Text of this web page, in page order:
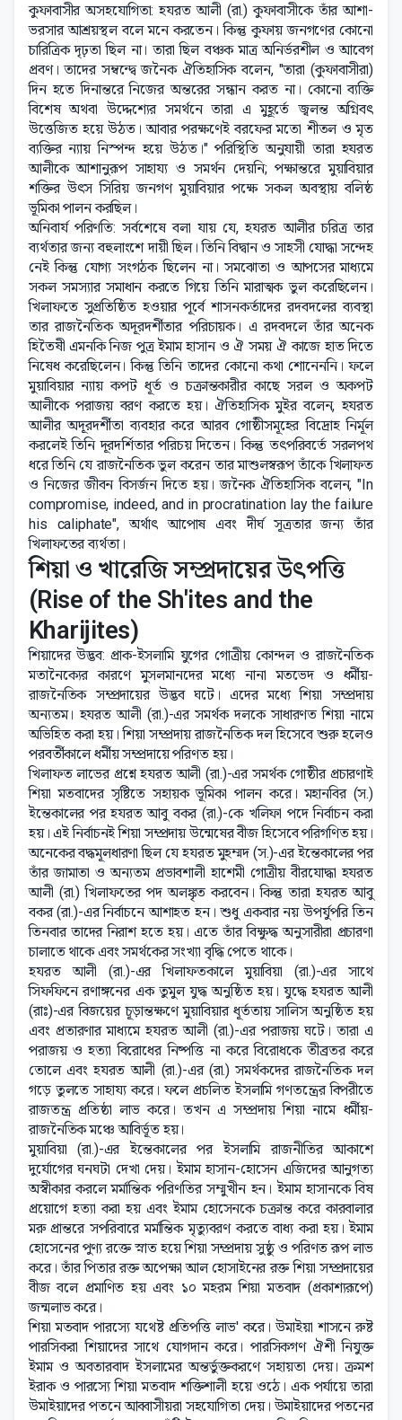
কুফাবাসীর অসহযোগিতা: হযরত আলী (রা.) কুফাবাসীকে তাঁর আশা-
ভরসার আশ্রয়স্থল বলে মনে করতেন। কিন্তু কুফায় জনগণের কোনো
চারিত্রিক দৃঢ়তা ছিল না। তারা ছিল বঞ্চক মাত্র অনির্ভরশীল ও আবেগ
প্রবণ। তাদের সম্বন্দ্বে জনৈক ঐতিহাসিক বলেন, "তারা (কুফাবাসীরা)
দিন হতে দিনান্তরে নিজের অন্তরের সন্ধান করত না। কোনো ব্যক্তি
বিশেষ অথবা উদ্দেশ্যের সমর্থনে তারা এ মুহূর্তে জ্বলন্ত অগ্নিবৎ
উত্তেজিত হয়ে উঠত। আবার পরক্ষণেই বরফের মতো শীতল ও মৃত
ব্যক্তির ন্যায় নিস্পন্দ হয়ে উঠত।" পরিস্থিতি অনুযায়ী তারা হযরত
আলীকে আশানুরূপ সাহায্য ও সমর্থন দেয়নি; পক্ষান্তরে মুয়াবিয়ার
শক্তির উৎস সিরিয় জনগণ মুয়াবিয়ার পক্ষে সকল অবস্থায় বলিষ্ঠ
ভূমিকা পালন করছিল।
অনিবার্য পরিণতি: সর্বশেষে বলা যায় যে, হযরত আলীর চরিত্র তার
ব্যর্থতার জন্য বহুলাংশে দায়ী ছিল। তিনি বিদ্বান ও সাহসী যোদ্ধা সন্দেহ
নেই কিন্তু যোগ্য সংগঠক ছিলেন না। সমঝোতা ও আপসের মাধ্যমে
সকল সমস্যার সমাধান করতে গিয়ে তিনি মারাত্মক ভুল করেছিলেন।
খিলাফতে সুপ্রতিষ্ঠিত হওয়ার পূর্বে শাসনকর্তাদের রদবদলের ব্যবস্থা
তার রাজনৈতিক অদূরদর্শীতার পরিচায়ক। এ রদবদলে তাঁর অনেক
হিতৈষী এমনকি নিজ পুত্র ইমাম হাসান ও ঐ সময় ঐ কাজে হাত দিতে
নিষেধ করেছিলেন। কিন্তু তিনি তাদের কোনো কথা শোনেননি। ফলে
মুয়াবিয়ার ন্যায় কপট ধূর্ত ও চক্রান্তকারীর কাছে সরল ও অকপট
আলীকে পরাজয় বরণ করতে হয়। ঐতিহাসিক মুইর বলেন, হযরত
আলীর অদূরদর্শীতা ব্যবহার করে আরব গোষ্ঠীসমূহের বিদ্রোহ নির্মূল
করলেই তিনি দূরদর্শিতার পরিচয় দিতেন। কিন্তু তৎপরিবর্তে সরলপথ
ধরে তিনি যে রাজনৈতিক ভুল করেন তার মাশুলস্বরূপ তাঁকে খিলাফত
ও নিজের জীবন বিসর্জন দিতে হয়। জনৈক ঐতিহাসিক বলেন, "In
compromise, indeed, and in procratination lay the failure
his caliphate", অর্থাৎ আপোষ এবং দীর্ঘ সূত্রতার জন্য তাঁর
খিলাফতের ব্যর্থতা।
শিয়া ও খারেজি সম্প্রদায়ের উৎপত্তি
(Rise of the Sh'ites and the
Kharijites)
শিয়াদের উদ্ভব: প্রাক-ইসলামি যুগের গোত্রীয় কোন্দল ও রাজনৈতিক
মতানৈক্যের কারণে মুসলমানদের মধ্যে নানা মতভেদ ও ধর্মীয়-
রাজনৈতিক সম্প্রদায়ের উদ্ভব ঘটে। এদের মধ্যে শিয়া সম্প্রদায়
অন্যতম। হযরত আলী (রা.)-এর সমর্থক দলকে সাধারণত শিয়া নামে
অভিহিত করা হয়। শিয়া সম্প্রদায় রাজনৈতিক দল হিসেবে শুরু হলেও
পরবর্তীকালে ধর্মীয় সম্প্রদায়ে পরিণত হয়।
খিলাফত লাভের প্রশ্নে হযরত আলী (রা.)-এর সমর্থক গোষ্ঠীর প্রচারণাই
শিয়া মতবাদের সৃষ্টিতে সহায়ক ভূমিকা পালন করে। মহানবির (স.)
ইন্তেকালের পর হযরত আবু বকর (রা.)-কে খলিফা পদে নির্বাচন করা
হয়। এই নির্বাচনই শিয়া সম্প্রদায় উন্মেষের বীজ হিসেবে পরিগণিত হয়।
অনেকের বদ্ধমূলধারণা ছিল যে হযরত মুহম্মদ (স.)-এর ইন্তেকালের পর
তাঁর জামাতা ও অন্যতম প্রভাবশালী হাশেমী গোত্রীয় বীরযোদ্ধা হযরত
আলী (রা.) খিলাফতের পদ অলঙ্কৃত করবেন। কিন্তু তারা হযরত আবু
বকর (রা.)-এর নির্বাচনে আশাহত হন। শুধু একবার নয় উপর্যুপরি তিন
তিনবার তাদের নিরাশ হতে হয়। এতে তাঁর বিক্ষুদ্ধ অনুসারীরা প্রচারণা
চালাতে থাকে এবং সমর্থকের সংখ্যা বৃদ্ধি পেতে থাকে।
হযরত আলী (রা.)-এর খিলাফতকালে মুয়াবিয়া (রা.)-এর সাথে
সিফফিনে রণাঙ্গনের এক তুমুল যুদ্ধ অনুষ্ঠিত হয়। যুদ্ধে হযরত আলী
(রাঃ)-এর বিজয়ের চূড়ান্তক্ষণে মুয়াবিয়ার ধূর্ততায় সালিস অনুষ্ঠিত হয়
এবং প্রতারণার মাধ্যমে হযরত আলী (রা.)-এর পরাজয় ঘটে। তারা এ
পরাজয় ও হত্যা বিরোধের নিষ্পত্তি না করে বিরোধকে তীব্রতর করে
তোলে এবং হযরত আলী (রা.)-এর (রা.) সমর্থকদের রাজনৈতিক দল
গড়ে তুলতে সাহায্য করে। ফলে প্রচলিত ইসলামি গণতন্ত্রের বিপরীতে
রাজতন্ত্র প্রতিষ্ঠা লাভ করে। তখন এ সম্প্রদায় শিয়া নামে ধর্মীয়-
রাজনৈতিক মঞ্চে আবির্ভূত হয়।
মুয়াবিয়া (রা.)-এর ইন্তেকালের পর ইসলামি রাজনীতির আকাশে
দুর্যোগের ঘনঘটা দেখা দেয়। ইমাম হাসান-হোসেন এজিদের আনুগত্য
অস্বীকার করলে মর্মান্তিক পরিণতির সম্মুখীন হন। ইমাম হাসানকে বিষ
প্রয়োগে হত্যা করা হয় এবং ইমাম হোসেনকে চক্রান্ত করে কারবালার
মরু প্রান্তরে সপরিবারে মর্মান্তিক মৃত্যুবরণ করতে বাধ্য করা হয়। ইমাম
হোসেনের পুণ্য রক্তে স্নাত হয়ে শিয়া সম্প্রদায় সুষ্ঠু ও পরিণত রূপ লাভ
করে। তাঁর পিতার রক্ত অপেক্ষা আল হোসাইনের রক্ত শিয়া সম্প্রদায়ের
বীজ বলে প্রমাণিত হয় এবং ১০ মহরম শিয়া মতবাদ (প্রকাশ্যরূপে)
জন্মলাভ করে।
শিয়া মতবাদ পারস্যে যথেষ্ট প্রতিপত্তি লাভ' করে। উমাইয়া শাসনে রুষ্ট
পারসিকরা শিয়াদের সাথে যোগদান করে। পারসিকগণ ঐশী নিযুক্ত
ইমাম ও অবতারবাদ ইসলামের অন্তর্ভুক্তকরণে সহায়তা দেয়। ক্রমশ
ইরাক ও পারস্যে শিয়া মতবাদ শক্তিশালী হয়ে ওঠে। এক পর্যায়ে তারা
উমাইয়াদের পতনে আব্বাসীয়রা সহযোগিতা দেয়। উমাইয়াদের পতনের